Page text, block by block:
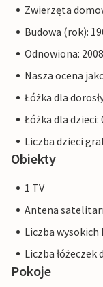
Zwierzęta
Budowa (rok):
Odnowiona: 2008
Nasza ocena
Łóżka dla
Łóżka dla dzieci:
Liczba dzieci
Obiekty
1 TV
Antena
Liczba wysokich
Liczba łóżeczek
Pokoje